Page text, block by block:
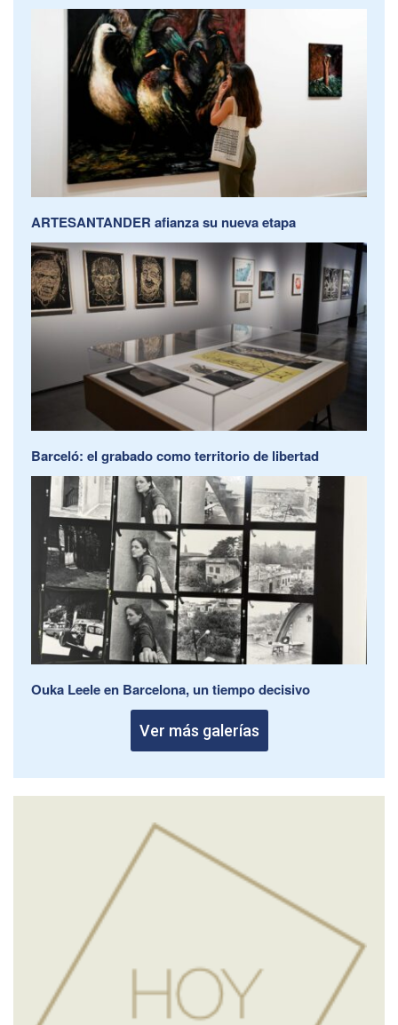
ARTESANTANDER afianza su nueva etapa
Barceló: el grabado como territorio de libertad
Ouka Leele en Barcelona, un tiempo decisivo
Ver más galerías